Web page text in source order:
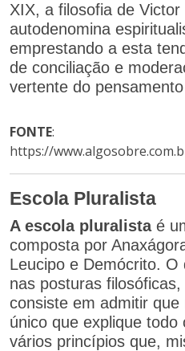
XIX, a filosofia de Victor
autodenomina
emprestando a esta
de conciliação e
vertente do
FONTE:
https://
Escola Pluralista
A escola pluralistaé
composta por
Leucipo e Demócrito.
nas posturas
consiste em admitir
único que explique todo
vários princípios que,